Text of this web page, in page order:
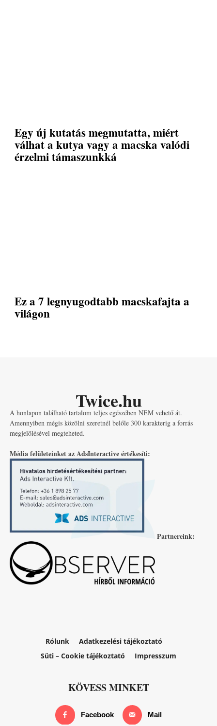
Egy új kutatás megmutatta, miért
válhat a kutya vagy a macska valódi
érzelmi támaszunkká
Ez a 7 legnyugodtabb macskafajta a
világon
Twice.hu
A honlapon található tartalom teljes egészében NEM vehető át.
Amennyiben mégis közölni szeretnél belőle 300 karakterig a forrás
megjelölésével megteheted.
Média felületeinket az AdsInteractive értékesíti:
Partnereink:
Rólunk
Adatkezelési tájékoztató
Süti – Cookie tájékoztató
Impresszum
KÖVESS MINKET
Facebook Mail